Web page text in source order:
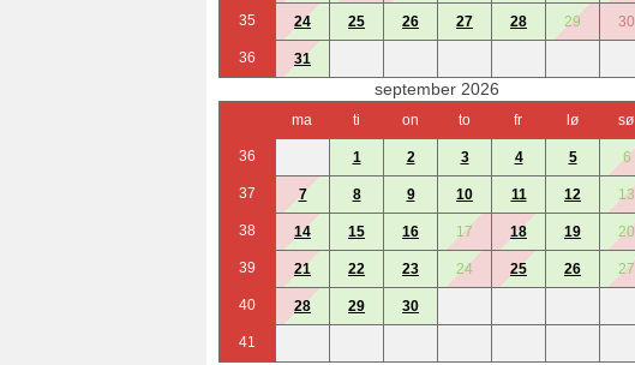
35 24 25 26 27 28 29 30
36 31
september 2026
ma ti on to fr lø sø
36 1 2 3 4 5 6
37 7 8 9 10 11 12 13
38 14 15 16 17 18 19 20
39 21 22 23 24 25 26 27
40 28 29 30
41